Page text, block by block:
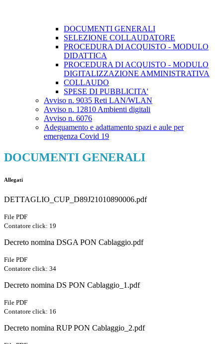
DOCUMENTI GENERALI
SELEZIONE COLLAUDATORE
PROCEDURA DI ACQUISTO - MODULO
DIDATTICA
PROCEDURA DI ACQUISTO - MODULO
DIGITALIZZAZIONE AMMINISTRATIVA
COLLAUDO
SPESE DI PUBBLICITA'
Avviso n. 9035 Reti LAN/WLAN
Avviso n. 12810 Ambienti digitali
Avviso n. 6076
Adeguamento e adattamento spazi e aule per
emergenza Covid 19
DOCUMENTI GENERALI
Allegati
DETTAGLIO_CUP_D89J21010890006.pdf
File PDF
Contatore click: 19
Decreto nomina DSGA PON Cablaggio.pdf
File PDF
Contatore click: 34
Decreto nomina DS PON Cablaggio_1.pdf
File PDF
Contatore click: 16
Decreto nomina RUP PON Cablaggio_2.pdf